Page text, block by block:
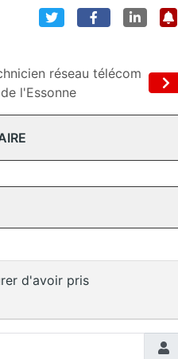
réseau télécom
l'Essonne
d'avoir pris